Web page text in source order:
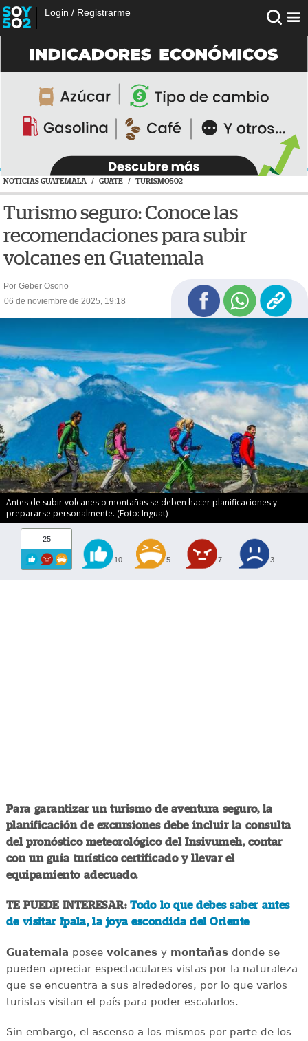
Login / Registrarme
NOTICIAS GUATEMALA / GUATE / TURISMO502
Turismo seguro: Conoce las
recomendaciones para subir
volcanes en Guatemala
Por Geber Osorio
06 de noviembre de 2025, 19:18
Antes de subir volcanes o montañas se deben hacer planificaciones y
prepararse personalmente. (Foto: Inguat)
25
10 5 7 3
Para garantizar un turismo de aventura seguro, la
planificación de excursiones debe incluir la consulta
del pronóstico meteorológico del Insivumeh, contar
con un guía turístico certificado y llevar el
equipamiento adecuado.
TE PUEDE INTERESAR:Todo lo que debes saber antes
de visitar Ipala, la joya escondida del Oriente
Guatemala posee volcanesy montañasdonde se
pueden apreciar espectaculares vistas por la naturaleza
que se encuentra a sus alrededores, por lo que varios
turistas visitan el país para poder escalarlos.
Sin embargo, el ascenso a los mismos por parte de los